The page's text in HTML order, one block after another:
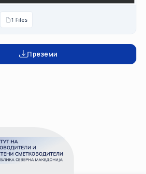
1 Files
Преземи